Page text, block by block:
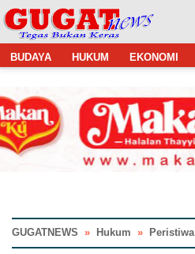
BUDAYA HUKUM EKONOMI
GUGATNEWS » Hukum » Peristiwa